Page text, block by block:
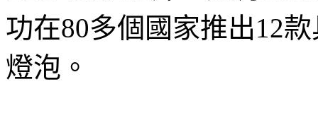
功在80多個國家推出12
燈泡。